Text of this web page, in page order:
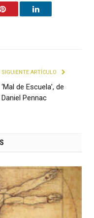
Pinterest LinkedIn
SIGUIENTE ARTÍCULO
‘Mal de Escuela’, de
Daniel Pennac